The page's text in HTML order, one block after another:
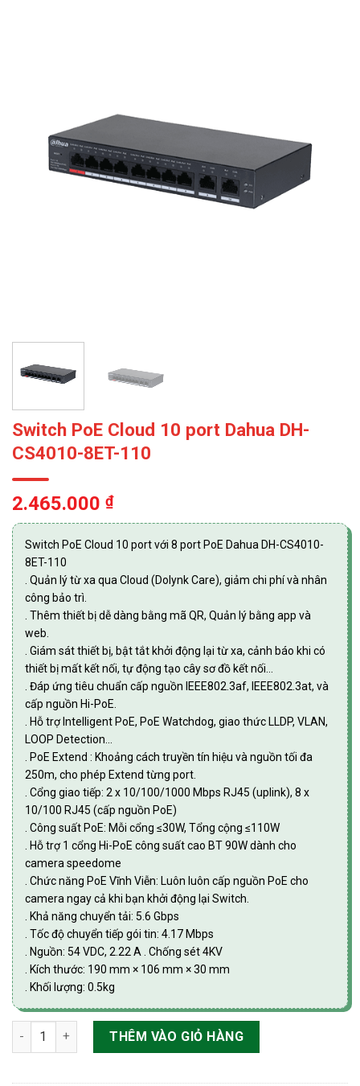
Switch PoE Cloud 10 port Dahua DH-
CS4010-8ET-110
2.465.000 ₫
Switch PoE Cloud 10 port với 8 port PoE Dahua DH-CS4010-
8ET-110
. Quản lý từ xa qua Cloud (Dolynk Care), giảm chi phí và nhân
công bảo trì.
. Thêm thiết bị dễ dàng bằng mã QR, Quản lý bằng app và
web.
. Giám sát thiết bị, bật tắt khởi động lại từ xa, cảnh báo khi có
thiết bị mất kết nối, tự động tạo cây sơ đồ kết nối…
. Đáp ứng tiêu chuẩn cấp nguồn IEEE802.3af, IEEE802.3at, và
cấp nguồn Hi-PoE.
. Hỗ trợ Intelligent PoE, PoE Watchdog, giao thức LLDP, VLAN,
LOOP Detection…
. PoE Extend : Khoảng cách truyền tín hiệu và nguồn tối đa
250m, cho phép Extend từng port.
. Cổng giao tiếp: 2 x 10/100/1000 Mbps RJ45 (uplink), 8 x
10/100 RJ45 (cấp nguồn PoE)
. Công suất PoE: Mỗi cổng ≤30W, Tổng cộng ≤110W
. Hỗ trợ 1 cổng Hi-PoE công suất cao BT 90W dành cho
camera speedome
. Chức năng PoE Vĩnh Viễn: Luôn luôn cấp nguồn PoE cho
camera ngay cả khi bạn khởi động lại Switch.
. Khả năng chuyển tải: 5.6 Gbps
. Tốc độ chuyển tiếp gói tin: 4.17 Mbps
. Nguồn: 54 VDC, 2.22 A . Chống sét 4KV
. Kích thước: 190 mm × 106 mm × 30 mm
. Khối lượng: 0.5kg
Switch PoE Cloud 10 port Dahua DH-CS4010-8ET-110 số lượng
THÊM VÀO GIỎ HÀNG